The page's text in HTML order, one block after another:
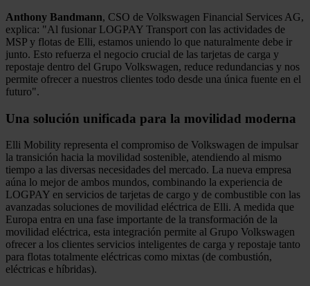
Anthony Bandmann, CSO de Volkswagen Financial Services AG,
explica: "Al fusionar LOGPAY Transport con las actividades de
MSP y flotas de Elli, estamos uniendo lo que naturalmente debe ir
junto. Esto refuerza el negocio crucial de las tarjetas de carga y
repostaje dentro del Grupo Volkswagen, reduce redundancias y nos
permite ofrecer a nuestros clientes todo desde una única fuente en el
futuro".
Una solución unificada para la movilidad moderna
Elli Mobility representa el compromiso de Volkswagen de impulsar
la transición hacia la movilidad sostenible, atendiendo al mismo
tiempo a las diversas necesidades del mercado. La nueva empresa
aúna lo mejor de ambos mundos, combinando la experiencia de
LOGPAY en servicios de tarjetas de cargo y de combustible con las
avanzadas soluciones de movilidad eléctrica de Elli. A medida que
Europa entra en una fase importante de la transformación de la
movilidad eléctrica, esta integración permite al Grupo Volkswagen
ofrecer a los clientes servicios inteligentes de carga y repostaje tanto
para flotas totalmente eléctricas como mixtas (de combustión,
eléctricas e híbridas).